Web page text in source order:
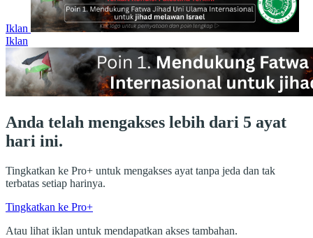
Iklan
Iklan
Anda telah mengakses lebih dari 5 ayat
hari ini.
Tingkatkan ke Pro+ untuk mengakses ayat tanpa jeda dan tak
terbatas setiap harinya.
Tingkatkan ke Pro+
Atau lihat iklan untuk mendapatkan akses tambahan.